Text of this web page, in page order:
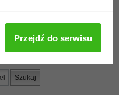
!
Przejdź do serwisu